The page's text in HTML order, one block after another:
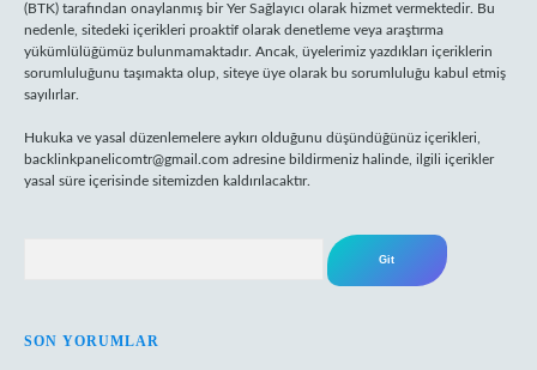
(BTK) tarafından onaylanmış bir Yer Sağlayıcı olarak hizmet vermektedir. Bu
nedenle, sitedeki içerikleri proaktif olarak denetleme veya araştırma
yükümlülüğümüz bulunmamaktadır. Ancak, üyelerimiz yazdıkları içeriklerin
sorumluluğunu taşımakta olup, siteye üye olarak bu sorumluluğu kabul etmiş
sayılırlar.
Hukuka ve yasal düzenlemelere aykırı olduğunu düşündüğünüz içerikleri,
backlinkpanelicomtr@gmail.com adresine bildirmeniz halinde, ilgili içerikler
yasal süre içerisinde sitemizden kaldırılacaktır.
SON YORUMLAR